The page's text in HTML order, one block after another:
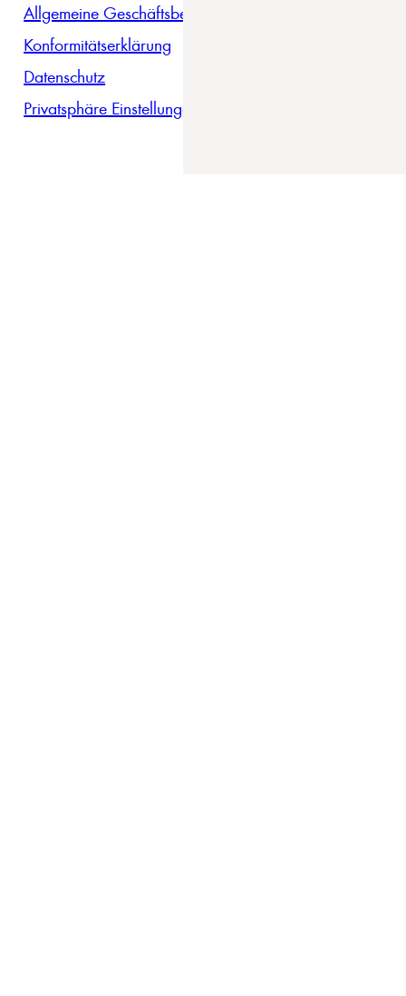
Allgemeine Geschäftsbedingungen
Konformitätserklärung
Datenschutz
Privatsphäre Einstellungen